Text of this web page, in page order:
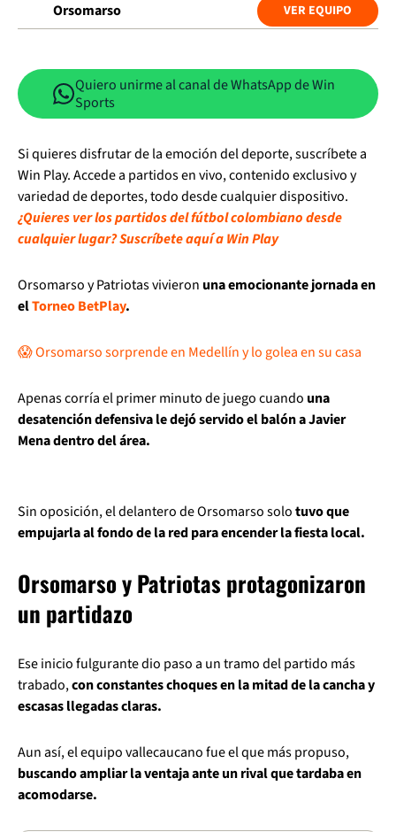
Orsomarso VER EQUIPO
Quiero unirme al canal de WhatsApp de Win
Sports
Si quieres disfrutar de la emoción del deporte, suscríbete a
Win Play. Accede a partidos en vivo, contenido exclusivo y
variedad de deportes, todo desde cualquier dispositivo.
¿Quieres ver los partidos del fútbol colombiano desde
cualquier lugar? Suscríbete aquí a Win Play
Orsomarso y Patriotas vivieron una emocionante jornada en
elTorneo BetPlay.
😱 Orsomarso sorprende en Medellín y lo golea en su casa
Apenas corría el primer minuto de juego cuando una
desatención defensiva le dejó servido el balón a Javier
Mena dentro del área.
Sin oposición, el delantero de Orsomarso solotuvo que
empujarla al fondo de la red para encender la fiesta local.
Orsomarso y Patriotas protagonizaron
un partidazo
Ese inicio fulgurante dio paso a un tramo del partido más
trabado,con constantes choques en la mitad de la cancha y
escasas llegadas claras.
Aun así, el equipo vallecaucano fue el que más propuso,
buscando ampliar la ventaja ante un rival que tardaba en
acomodarse.